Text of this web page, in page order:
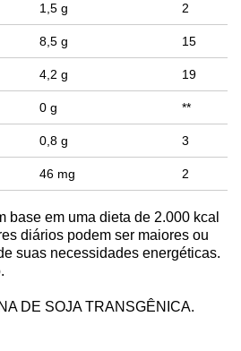
1,5 g 2
8,5 g 15
4,2 g 19
0 g **
0,8 g 3
46 mg 2
base em uma dieta de 2.000 kcal
diários podem ser maiores ou
suas necessidades energéticas.
DE SOJA TRANSGÊNICA.